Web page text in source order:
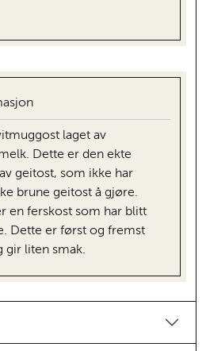
laget av
Dette er den ekte
geitost, som ikke har
brune geitost å gjøre.
en ferskost som har blitt
Dette er først og fremst
gir liten smak.